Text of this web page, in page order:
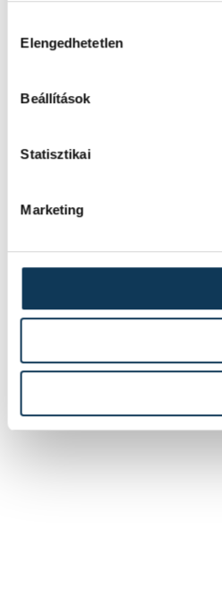
Elengedhetetlen
Beállítások
Statisztikai
Marketing